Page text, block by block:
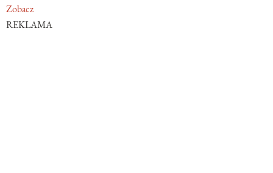
Zobacz
REKLAMA